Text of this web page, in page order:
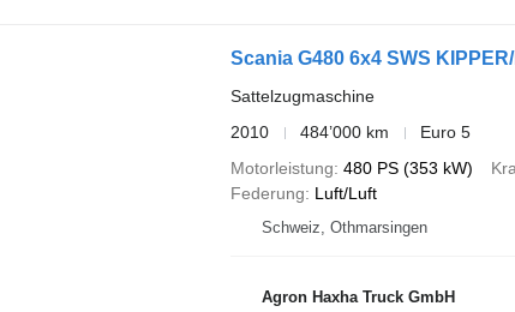
Scania G480 6x4 SWS
Sattelzugmaschine
2010
484’000 km
Euro 5
Motorleistung 480 PS (353 kW)
Federung
Luft/Luft
Schweiz, Othmarsingen
Agron Haxha Truck GmbH